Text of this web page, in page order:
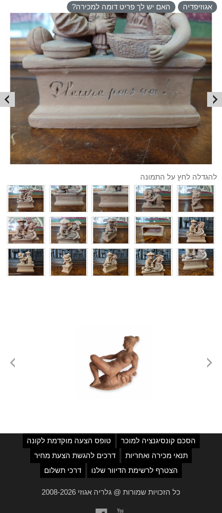
אגוזיפדיה האם יש לך פריט דומה למכירה?
להגדלה לחץ על התמונה
הסכם קונסיגנציה למוכר
טופס הצעה מוקדמת לקונה
תנאי מכירה ואחריות
דרכים להגשת הצעת מחיר
הצטרף לרשימת הדיוור שלנו
דרכי תשלום
כל הזכויות שמורות @ גלריה אגוזי 2008-2026